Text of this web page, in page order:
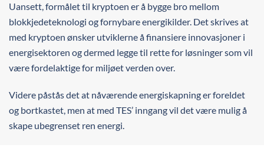
Uansett, formålet til kryptoen er å bygge bro mellom
blokkjedeteknologi og fornybare energikilder. Det skrives at
med kryptoen ønsker utviklerne å finansiere innovasjoner i
energisektoren og dermed legge til rette for løsninger som vil
være fordelaktige for miljøet verden over.
Videre påstås det at nåværende energiskapning er foreldet
og bortkastet, men at med TES’ inngang vil det være mulig å
skape ubegrenset ren energi.